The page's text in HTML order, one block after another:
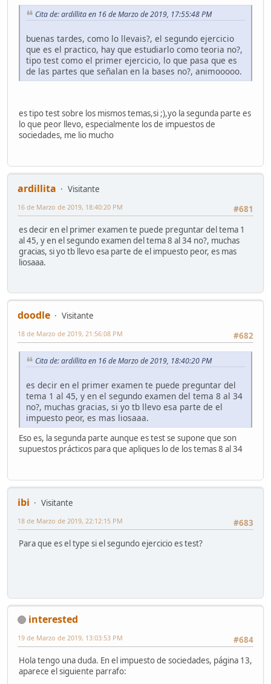
Cita de: ardillita en 16 de Marzo de 2019, 17:55:48 PM
buenas tardes, como lo llevais?, el segundo ejercicio
que es el practico, hay que estudiarlo como teoria no?,
tipo test como el primer ejercicio, lo que pasa que es
de las partes que señalan en la bases no?, animooooo.
es tipo test sobre los mismos temas,si ;),yo la segunda parte es
lo que peor llevo, especialmente los de impuestos de
sociedades, me lio mucho
ardillita
Visitante
#681
16 de Marzo de 2019, 18:40:20 PM
es decir en el primer examen te puede preguntar del tema 1
al 45, y en el segundo examen del tema 8 al 34 no?, muchas
gracias, si yo tb llevo esa parte de el impuesto peor, es mas
liosaaa.
doodle
Visitante
#682
18 de Marzo de 2019, 21:56:08 PM
Cita de: ardillita en 16 de Marzo de 2019, 18:40:20 PM
es decir en el primer examen te puede preguntar del
tema 1 al 45, y en el segundo examen del tema 8 al 34
no?, muchas gracias, si yo tb llevo esa parte de el
impuesto peor, es mas liosaaa.
Eso es, la segunda parte aunque es test se supone que son
supuestos prácticos para que apliques lo de los temas 8 al 34
ibi
Visitante
#683
18 de Marzo de 2019, 22:12:15 PM
Para que es el type si el segundo ejercicio es test?
interested
#684
19 de Marzo de 2019, 13:03:53 PM
Hola tengo una duda. En el impuesto de sociedades, página 13,
aparece el siguiente parrafo: